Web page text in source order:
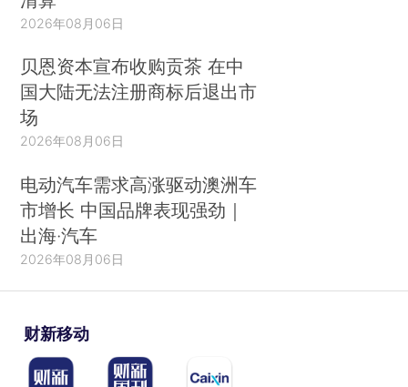
2026年08月06日
贝恩资本宣布收购贡茶 在中
国大陆无法注册商标后退出市
场
2026年08月06日
电动汽车需求高涨驱动澳洲车
市增长 中国品牌表现强劲｜
出海·汽车
2026年08月06日
财新移动